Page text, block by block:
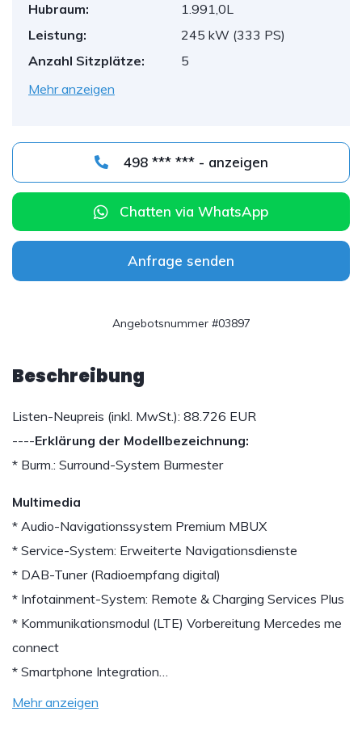
Hubraum:
1.991,0L
Leistung:
245 kW (333 PS)
Anzahl Sitzplätze:
5
Mehr anzeigen
498 *** *** - anzeigen
Chatten via WhatsApp
Anfrage senden
Angebotsnummer #03897
Beschreibung
Listen-Neupreis (inkl. MwSt.): 88.726 EUR
----Erklärung der Modellbezeichnung:
* Burm.: Surround-System Burmester
Multimedia
* Audio-Navigationssystem Premium MBUX
* Service-System: Erweiterte Navigationsdienste
* DAB-Tuner (Radioempfang digital)
* Infotainment-System: Remote & Charging Services Plus
* Kommunikationsmodul (LTE) Vorbereitung Mercedes me
connect
* Smartphone Integration…
Mehr anzeigen